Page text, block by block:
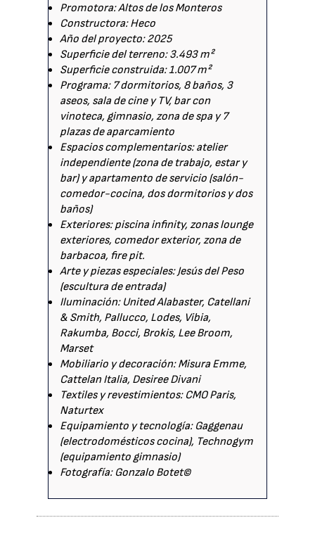
Promotora: Altos de los Monteros
Constructora: Heco
Año del proyecto: 2025
Superficie del terreno: 3.493 m²
Superficie construida: 1.007 m²
Programa: 7 dormitorios, 8 baños, 3
aseos, sala de cine y TV, bar con
vinoteca, gimnasio, zona de spa y 7
plazas de aparcamiento
Espacios complementarios: atelier
independiente (zona de trabajo, estar y
bar) y apartamento de servicio (salón-
comedor-cocina, dos dormitorios y dos
baños)
Exteriores: piscina infinity, zonas lounge
exteriores, comedor exterior, zona de
barbacoa, fire pit.
Arte y piezas especiales: Jesús del Peso
(escultura de entrada)
Iluminación: United Alabaster, Catellani
& Smith, Pallucco, Lodes, Vibia,
Rakumba, Bocci, Brokis, Lee Broom,
Marset
Mobiliario y decoración: Misura Emme,
Cattelan Italia, Desiree Divani
Textiles y revestimientos: CMO Paris,
Naturtex
Equipamiento y tecnología: Gaggenau
(electrodomésticos cocina), Technogym
(equipamiento gimnasio)
Fotografía: Gonzalo Botet©